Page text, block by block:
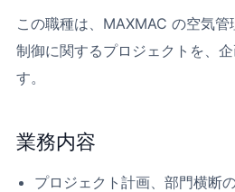
この職種は、MAXMAC の空気管
制御に関するプロジェクトを、
す。
業務内容
プロジェクト計画、部門横断